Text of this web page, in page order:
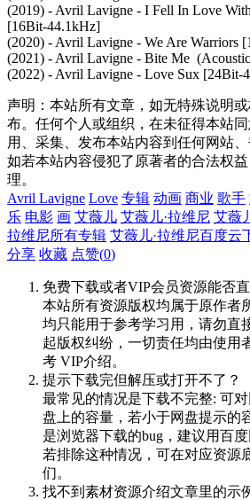
(2019) - Avril Lavigne - I Fell In Love
[16Bit-44.1kHz]
(2020) - Avril Lavigne - We Are Warriors
(2021) - Avril Lavigne - Bite Me
(2022) - Avril Lavigne - Love Sux [24Bit-
声明：本站所有文章，如无特殊说明
布。任何个人或组织，在未征得本站
用、采集、发布本站内容到任何网站、
如若本站内容侵犯了原著者的合法权
理。
Avril Lavigne Love 专辑 动画 商业 歌手
乐 电影 画 艾薇儿 艾薇儿·拉维尼 艾薇
拉维尼所有专辑 艾薇儿·拉维尼百度云
分享 收藏 点赞(0)
免费下载或者VIP会员资源能否
本站所有资源版权均属于原作者
均只能用于参考学习用，请勿直
起版权纠纷，一切责任均由使用
考 VIP介绍。
提示下载完但解压或打开不了？
最常见的情况是下载不完整: 可
盘上的容量，若小于网盘提示的
是浏览器下载的bug，建议用百
若排除这种情况，可在对应资源
们。
找不到素材资源介绍文章里的示